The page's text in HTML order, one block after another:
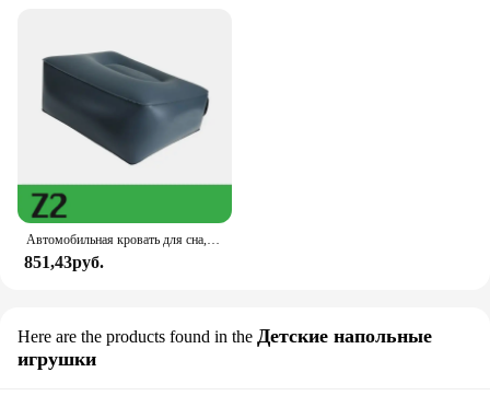
Автомобильная кровать для сна, портативные надувные матрасы, надувной стул, матрас для заполнения пространства на заднем сиденье, автомобильные гаджеты, Новинка
851,43руб.
Here are the products found in the Детские напольные
игрушки